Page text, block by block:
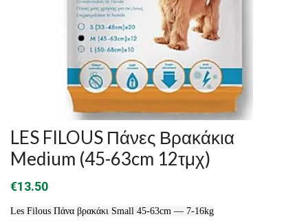
LES FILOUS Πάνες Βρακάκια
Medium (45-63cm 12τμχ)
€13.50
Les Filous Πάνα βρακάκι Small 45-63cm — 7-16kg